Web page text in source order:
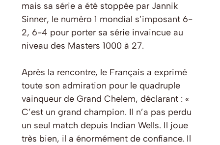
mais sa série a été stoppée par Jannik
Sinner, le numéro 1 mondial s’imposant 6-
2, 6-4 pour porter sa série invaincue au
niveau des Masters 1000 à 27.
Après la rencontre, le Français a exprimé
toute son admiration pour le quadruple
vainqueur de Grand Chelem, déclarant : «
C’est un grand champion. Il n’a pas perdu
un seul match depuis Indian Wells. Il joue
très bien, il a énormément de confiance. Il